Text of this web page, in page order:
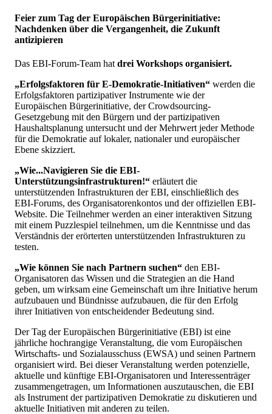
Feier zum Tag der Europäischen Bürgerinitiative:
Nachdenken über die Vergangenheit, die Zukunft
antizipieren
Das EBI-Forum-Team hat drei Workshops organisiert.
„Erfolgsfaktoren für E-Demokratie-Initiativen“ werden die
Erfolgsfaktoren partizipativer Instrumente wie der
Europäischen Bürgerinitiative, der Crowdsourcing-
Gesetzgebung mit den Bürgern und der partizipativen
Haushaltsplanung untersucht und der Mehrwert jeder Methode
für die Demokratie auf lokaler, nationaler und europäischer
Ebene skizziert.
„Wie...Navigieren Sie die EBI-
Unterstützungsinfrastrukturen!“ erläutert die
unterstützenden Infrastrukturen der EBI, einschließlich des
EBI-Forums, des Organisatorenkontos und der offiziellen EBI-
Website. Die Teilnehmer werden an einer interaktiven Sitzung
mit einem Puzzlespiel teilnehmen, um die Kenntnisse und das
Verständnis der erörterten unterstützenden Infrastrukturen zu
testen.
„Wie können Sie nach Partnern suchen“ den EBI-
Organisatoren das Wissen und die Strategien an die Hand
geben, um wirksam eine Gemeinschaft um ihre Initiative herum
aufzubauen und Bündnisse aufzubauen, die für den Erfolg
ihrer Initiativen von entscheidender Bedeutung sind.
Der Tag der Europäischen Bürgerinitiative (EBI) ist eine
jährliche hochrangige Veranstaltung, die vom Europäischen
Wirtschafts- und Sozialausschuss (EWSA) und seinen Partnern
organisiert wird. Bei dieser Veranstaltung werden potenzielle,
aktuelle und künftige EBI-Organisatoren und Interessenträger
zusammengetragen, um Informationen auszutauschen, die EBI
als Instrument der partizipativen Demokratie zu diskutieren und
aktuelle Initiativen mit anderen zu teilen.